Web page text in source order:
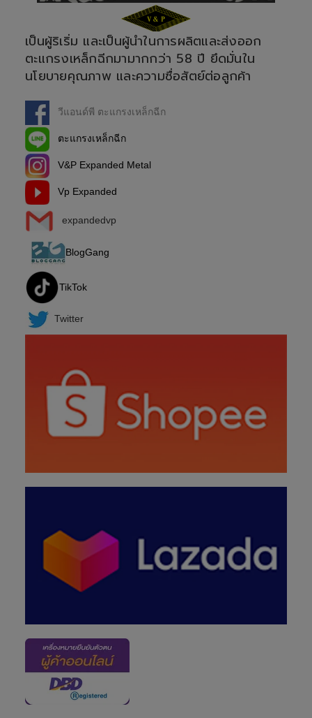
เป็นผู้ริเริ่ม และเป็นผู้นำในการผลิตและส่งออก
ตะแกรงเหล็กฉีกมามากกว่า 58 ปี ยึดมั่นใน
นโยบายคุณภาพ และความซื่อสัตย์ต่อลูกค้า
วีแอนด์พี ตะแกรงเหล็กฉีก
ตะแกรงเหล็กฉีก
V&P Expanded Metal
Vp Expanded
expandedvp
BlogGang
TikTok
Twitter